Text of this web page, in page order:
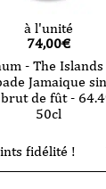
à l'unité
74,00€
- The Islands
Jamaique
de fût -
50cl
fidélité !